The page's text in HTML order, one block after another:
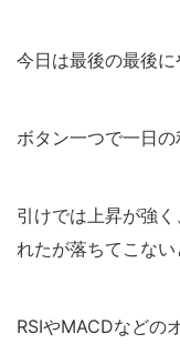
今日は最後の最後に
ボタン一つで一日の
引けでは上昇が強
れたが落ちてこない
RSIやMACDなどの